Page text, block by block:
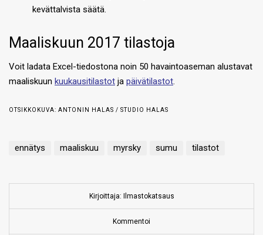
kevättalvista säätä.
Maaliskuun 2017 tilastoja
Voit ladata Excel-tiedostona noin 50 havaintoaseman alustavat
maaliskuun kuukausitilastot ja päivätilastot.
OTSIKKOKUVA: ANTONIN HALAS / STUDIO HALAS
ennätys maaliskuu myrsky sumu tilastot
Kirjoittaja: Ilmastokatsaus
Kommentoi